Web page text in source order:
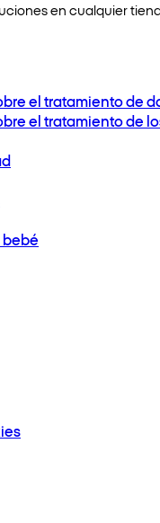
en cualquier
el tratamiento de
el tratamiento de
bebé